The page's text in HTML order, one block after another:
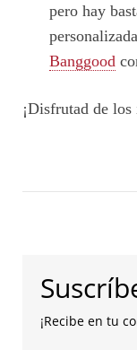
pero hay
Banggood
¡Disfrutad de
¡Recibe en tu